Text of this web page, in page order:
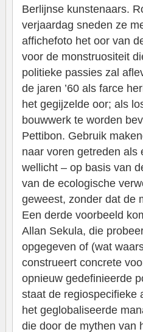
Berlijnse kunstenaars.
verjaardag sneden ze
affichefoto het oor van
voor de monstruositeit
politieke passies zal
de jaren ’60 als farce
het gegijzelde oor; als
bouwwerk te worden
Pettibon. Gebruik
naar voren getreden als
wellicht – op basis van
van de ecologische
geweest, zonder dat de
Een derde voorbeeld
Allan Sekula, die
opgegeven of (wat
construeert concrete
opnieuw gedefinieerde
staat de regiospecifieke
het geglobaliseerde
die door de mythen van